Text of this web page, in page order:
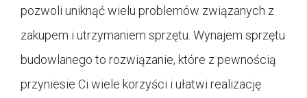
pozwoli uniknąć wielu problemów związanych z
zakupem i utrzymaniem sprzętu. Wynajem sprzętu
budowlanego to rozwiązanie, które z pewnością
przyniesie Ci wiele korzyści i ułatwi realizację